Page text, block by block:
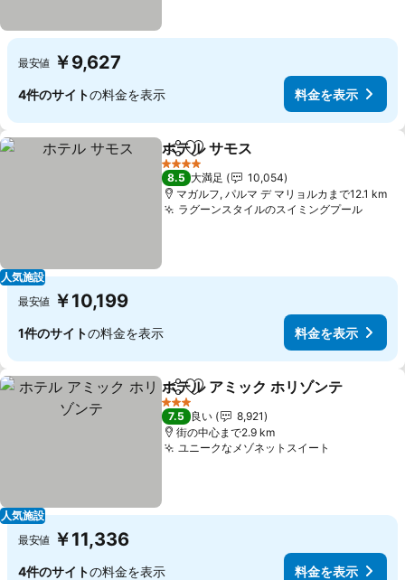
最安値 ￥9,627
4件のサイトの料金を表示 料金を表示
人気施設
シェアお気に入りに追加
ホテル サモス
4 ホテルのランク
8.5 大満足
10,054
マガルフ, パルマ デ マリョルカまで12.1 km
ラグーンスタイルのスイミングプール
最安値 ￥10,199
1件のサイトの料金を表示 料金を表示
人気施設
シェアお気に入りに追加
ホテル アミック ホリゾンテ
3 ホテルのランク
7.5 良い
8,921
街の中心まで2.9 km
ユニークなメゾネットスイート
最安値 ￥11,336
4件のサイトの料金を表示 料金を表示